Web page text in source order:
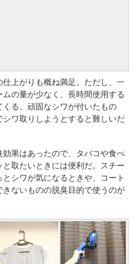
上がりも概ね満足。ただし、一
ムの量が少なく、長時間使用する
くる。頑固なシワが付いたもの
シワ取りしようとすると難しいだ
果はあったので、タバコや食べ
取たいときには便利だ。スチー
シワが気になるときや、コート
ないものの脱臭目的で使うのが